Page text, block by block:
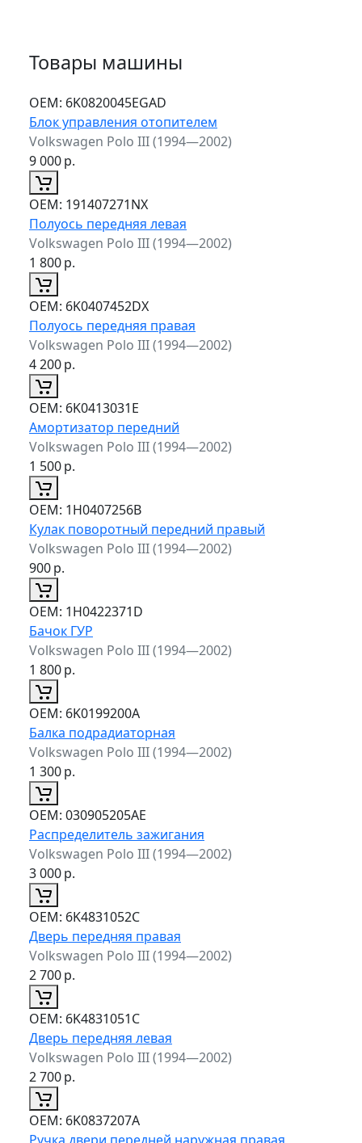
Товары машины
ОЕМ: 6K0820045EGAD
Блок управления отопителем
Volkswagen Polo III (1994—2002)
9 000р.
ОЕМ: 191407271NX
Полуось передняя левая
Volkswagen Polo III (1994—2002)
1 800р.
ОЕМ: 6K0407452DX
Полуось передняя правая
Volkswagen Polo III (1994—2002)
4 200р.
ОЕМ: 6K0413031E
Амортизатор передний
Volkswagen Polo III (1994—2002)
1 500р.
ОЕМ: 1H0407256B
Кулак поворотный передний правый
Volkswagen Polo III (1994—2002)
900р.
ОЕМ: 1H0422371D
Бачок ГУР
Volkswagen Polo III (1994—2002)
1 800р.
ОЕМ: 6K0199200A
Балка подрадиаторная
Volkswagen Polo III (1994—2002)
1 300р.
ОЕМ: 030905205AE
Распределитель зажигания
Volkswagen Polo III (1994—2002)
3 000р.
ОЕМ: 6K4831052C
Дверь передняя правая
Volkswagen Polo III (1994—2002)
2 700р.
ОЕМ: 6K4831051C
Дверь передняя левая
Volkswagen Polo III (1994—2002)
2 700р.
ОЕМ: 6K0837207A